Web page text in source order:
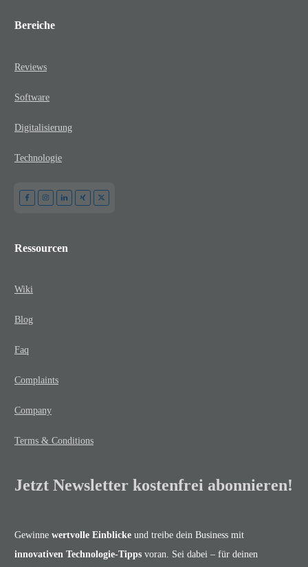
Bereiche
Reviews
Software
Digitalisierung
Technologie
Ressourcen
Wiki
Blog
Faq
Complaints
Company
Terms & Conditions
Jetzt Newsletter kostenfrei abonnieren!
Gewinne wertvolle Einblicke und treibe dein Business mit
innovativen Technologie-Tipps voran. Sei dabei – für deinen